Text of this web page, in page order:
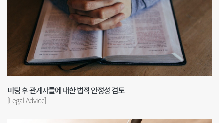
미팅 후 관계자들에 대한 법적 안정성 검토
[Legal Advice]